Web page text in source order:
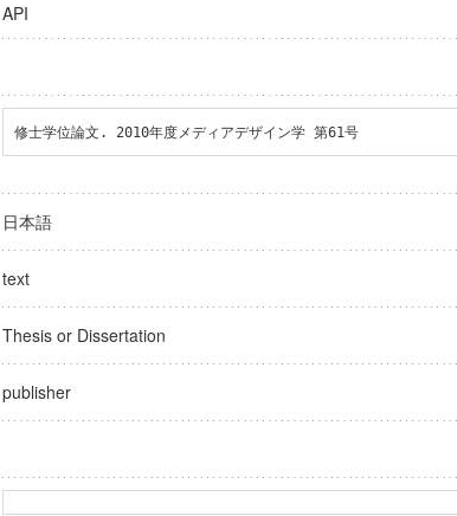
API
修士学位論文. 2010年度メディアデザイン学 第61号
日本語
text
Thesis or Dissertation
publisher